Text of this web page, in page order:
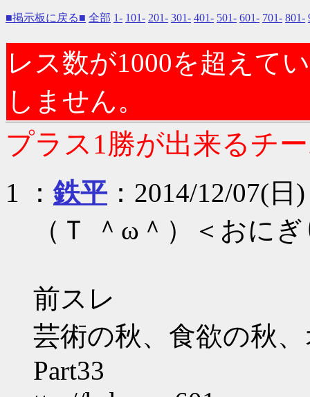
■掲示板に戻る■ 全部 1- 101- 201- 301- 401- 501- 601- 701- 801-
レス数が1000を超えて
しません。
プラス1勝が出来るチ
1 ： 鉄平 ：2014/12/07(
（Ｔ ＾ω＾）＜おに
前スレ
芸術の秋、食欲の秋
Part33